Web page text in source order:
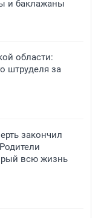
и баклажаны
области:
штруделя за
закончил
всю жизнь